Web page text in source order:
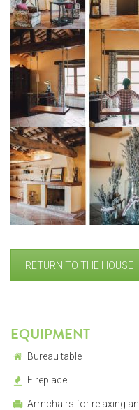
RETURN TO THE HOUSE
EQUIPMENT
Bureau table
Fireplace
Armchairs for relaxing